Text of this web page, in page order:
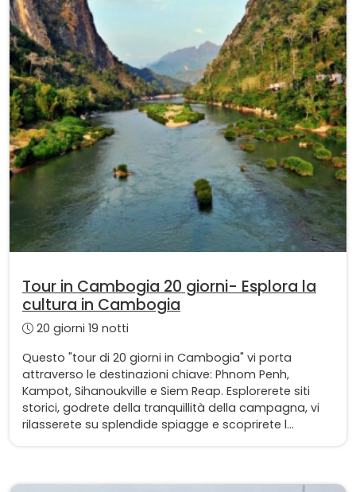
Tour in Cambogia 20 giorni- Esplora la
cultura in Cambogia
20 giorni 19 notti
Questo "tour di 20 giorni in Cambogia" vi porta
attraverso le destinazioni chiave: Phnom Penh,
Kampot, Sihanoukville e Siem Reap. Esplorerete siti
storici, godrete della tranquillità della campagna, vi
rilasserete su splendide spiagge e scoprirete l...